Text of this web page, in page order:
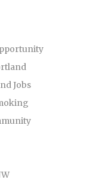
Jobs